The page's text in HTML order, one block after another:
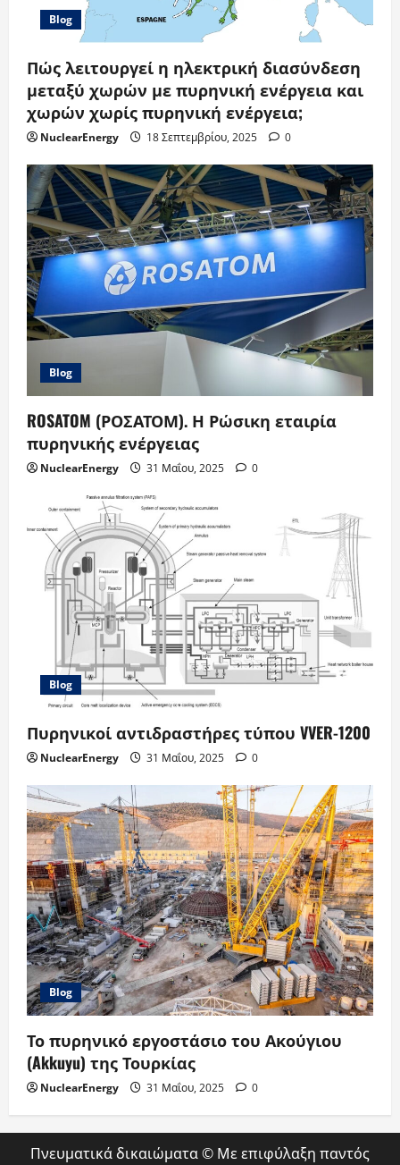
Blog
Πώς λειτουργεί η ηλεκτρική διασύνδεση
μεταξύ χωρών με πυρηνική ενέργεια και
χωρών χωρίς πυρηνική ενέργεια;
NuclearEnergy 18 Σεπτεμβρίου, 2025 0
Blog
ROSATOM (ΡΟΣΑΤΟΜ). Η Ρώσικη εταιρία
πυρηνικής ενέργειας
NuclearEnergy 31 Μαΐου, 2025 0
Blog
Πυρηνικοί αντιδραστήρες τύπου VVER-1200
NuclearEnergy 31 Μαΐου, 2025 0
Blog
Το πυρηνικό εργοστάσιο του Ακούγιου
(Akkuyu) της Τουρκίας
NuclearEnergy 31 Μαΐου, 2025 0
Πνευματικά δικαιώματα © Με επιφύλαξη παντός